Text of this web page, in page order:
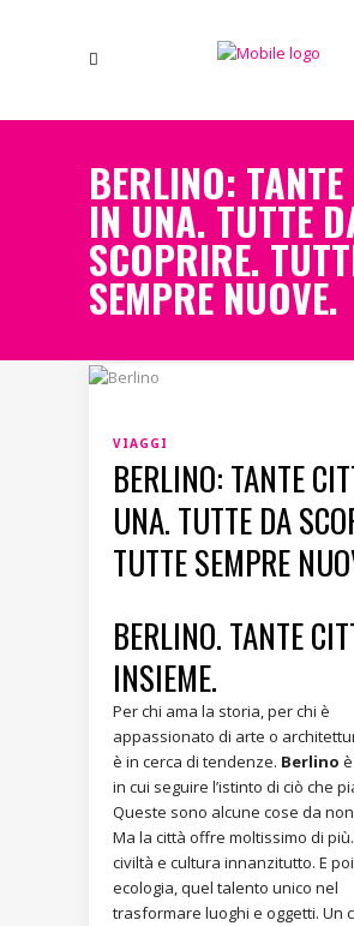
BERLINO:
IN UNA. TUTTE
SCOPRIRE.
SEMPRE NUOVE.
VIAGGI
BERLINO: TANTE
UNA. TUTTE DA
TUTTE SEMPRE
BERLINO. TANTE
INSIEME.
Per chi ama la storia, per chi è
appassionato di arte o
è in cerca di tendenze. Berlino
in cui seguire l’istinto di ciò che
Queste sono alcune cose da
Ma la città offre moltissimo di
civiltà e cultura innanzitutto. E
ecologia, quel talento unico nel
trasformare luoghi e oggetti. Un